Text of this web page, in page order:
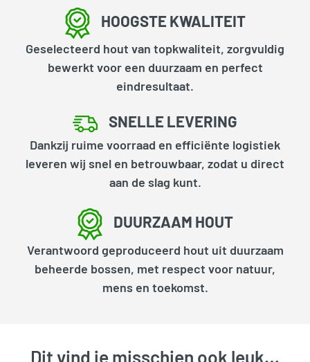
HOOGSTE KWALITEIT
Geselecteerd hout van topkwaliteit, zorgvuldig
bewerkt voor een duurzaam en perfect
eindresultaat.
SNELLE LEVERING
Dankzij ruime voorraad en efficiënte logistiek
leveren wij snel en betrouwbaar, zodat u direct
aan de slag kunt.
DUURZAAM HOUT
Verantwoord geproduceerd hout uit duurzaam
beheerde bossen, met respect voor natuur,
mens en toekomst.
Dit vind je misschien ook leuk…